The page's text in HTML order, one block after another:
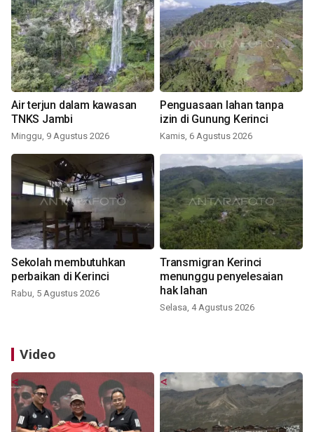
Air terjun dalam kawasan
TNKS Jambi
Minggu, 9 Agustus 2026
Penguasaan lahan tanpa
izin di Gunung Kerinci
Kamis, 6 Agustus 2026
Sekolah membutuhkan
perbaikan di Kerinci
Rabu, 5 Agustus 2026
Transmigran Kerinci
menunggu penyelesaian
hak lahan
Selasa, 4 Agustus 2026
Video